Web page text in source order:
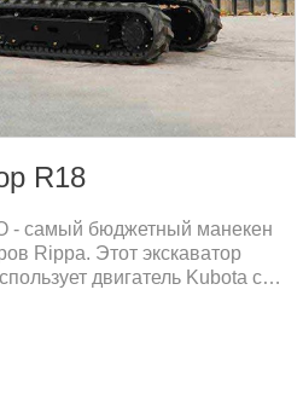
R18
- самый бюджетный манекен
Rippa. Этот экскаватор
двигатель Kubota с
- дизельный
производительность мини